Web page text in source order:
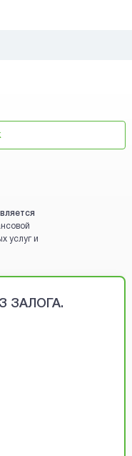
услуг и
ЗАЛОГА.